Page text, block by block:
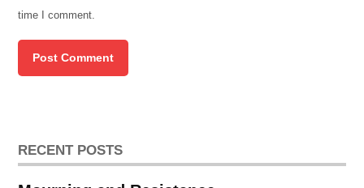
time I comment.
RECENT POSTS